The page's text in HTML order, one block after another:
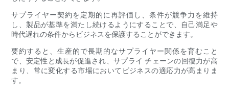
サプライヤー契約を定期的に再評価し、条件が競争力を維持
し、製品が基準を満たし続けるようにすることで、自己満足や
時代遅れの条件からビジネスを保護することができます。
要約すると、生産的で長期的なサプライヤー関係を育むこと
で、安定性と成長が促進され、サプライ チェーンの回復力が高
まり、常に変化する市場においてビジネスの適応力が高まりま
す。